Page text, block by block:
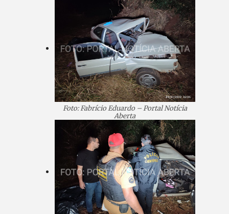
Foto: Fabrício Eduardo – Portal Notícia
Aberta